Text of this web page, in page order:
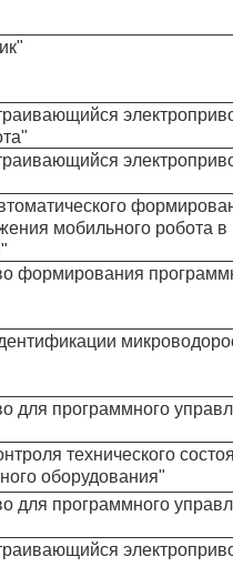
мобильного робота в
формирования
для программного
технического
оборудования"
для программного